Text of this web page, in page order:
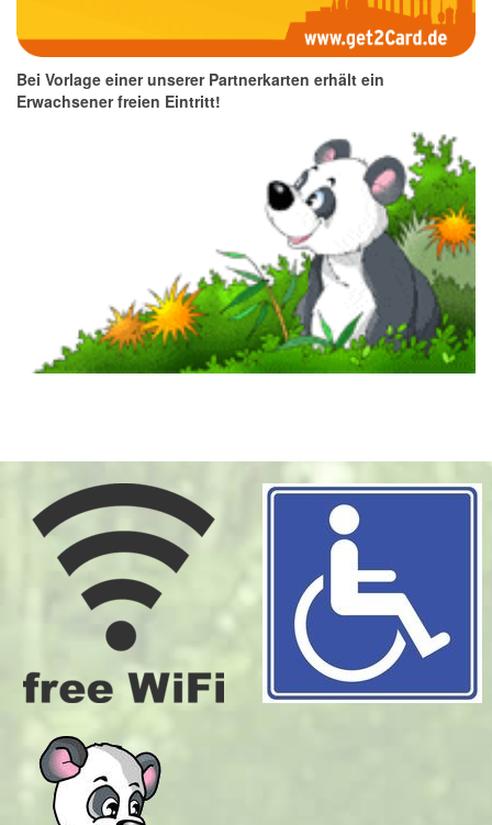
Bei Vorlage einer unserer Partnerkarten erhält ein
Erwachsener freien Eintritt!